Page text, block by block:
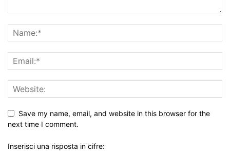
Save my name, email, and website in this browser for the
next time I comment.
Inserisci una risposta in cifre: